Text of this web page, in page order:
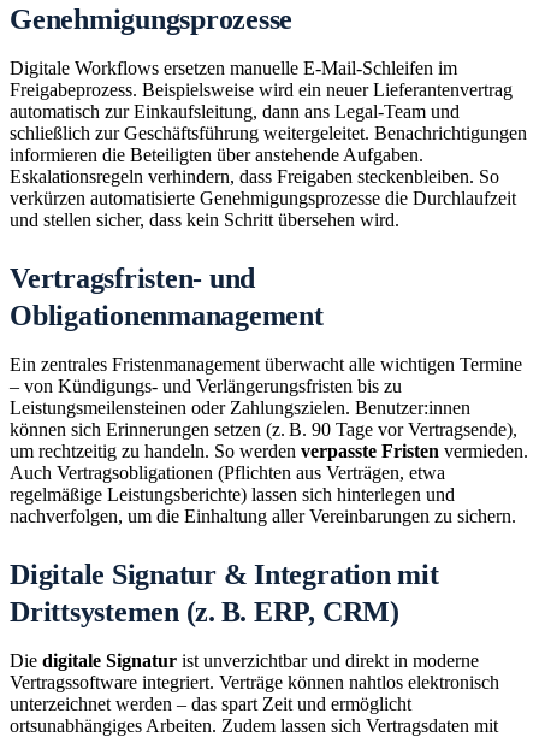
Genehmigungsprozesse
Digitale Workflows ersetzen manuelle E-Mail-Schleifen im
Freigabeprozess. Beispielsweise wird ein neuer Lieferantenvertrag
automatisch zur Einkaufsleitung, dann ans Legal-Team und
schließlich zur Geschäftsführung weitergeleitet. Benachrichtigungen
informieren die Beteiligten über anstehende Aufgaben.
Eskalationsregeln verhindern, dass Freigaben steckenbleiben. So
verkürzen automatisierte Genehmigungsprozesse die Durchlaufzeit
und stellen sicher, dass kein Schritt übersehen wird.
Vertragsfristen- und
Obligationenmanagement
Ein zentrales Fristenmanagement überwacht alle wichtigen Termine
– von Kündigungs- und Verlängerungsfristen bis zu
Leistungsmeilensteinen oder Zahlungszielen. Benutzer:innen
können sich Erinnerungen setzen (z. B. 90 Tage vor Vertragsende),
um rechtzeitig zu handeln. So werden verpasste Fristen vermieden.
Auch Vertragsobligationen (Pflichten aus Verträgen, etwa
regelmäßige Leistungsberichte) lassen sich hinterlegen und
nachverfolgen, um die Einhaltung aller Vereinbarungen zu sichern.
Digitale Signatur & Integration mit
Drittsystemen (z. B. ERP, CRM)
Die digitale Signatur ist unverzichtbar und direkt in moderne
Vertragssoftware integriert. Verträge können nahtlos elektronisch
unterzeichnet werden – das spart Zeit und ermöglicht
ortsunabhängiges Arbeiten. Zudem lassen sich Vertragsdaten mit